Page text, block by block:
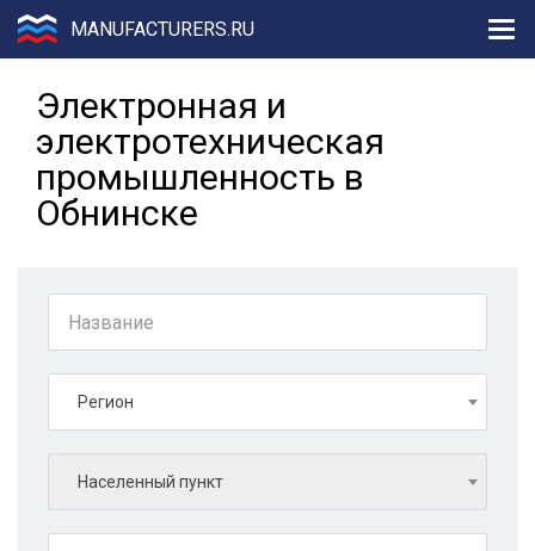
MANUFACTURERS.RU
Электронная и
электротехническая
промышленность в
Обнинске
Регион
Населенный пункт